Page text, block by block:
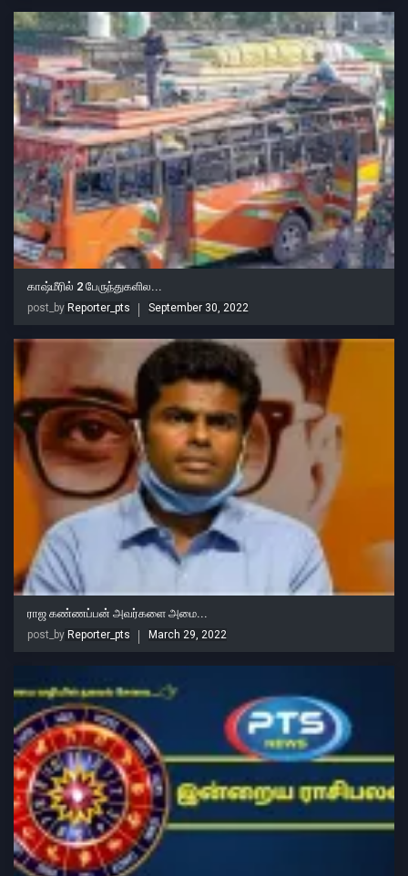
காஷ்மீரில் 2 பேருந்துகளில...
post_by Reporter_pts September 30, 2022
ராஜ கண்ணப்பன் அவர்களை அமை...
post_by Reporter_pts March 29, 2022